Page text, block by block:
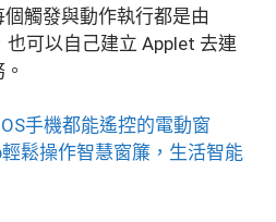
個觸發與動作執行都是由
也可以自己建立 Applet 去連
手機都能遙控的電動窗
鬆操作智慧窗簾，生活智能